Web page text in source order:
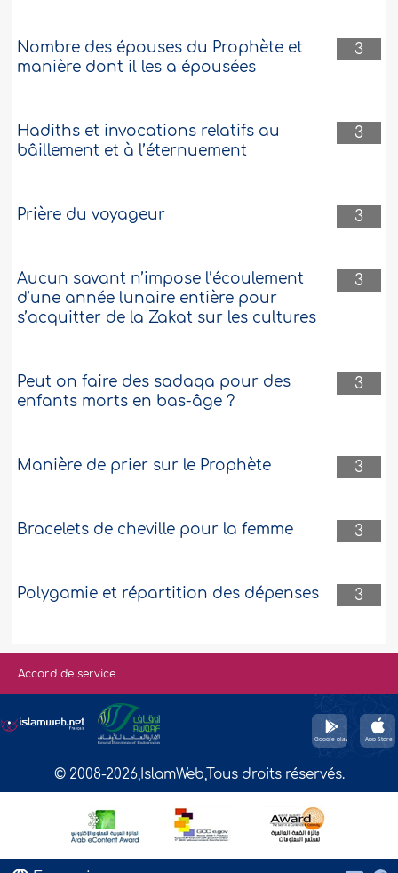
3
Nombre des épouses du Prophète et
manière dont il les a épousées
3
Hadiths et invocations relatifs au
bâillement et à l’éternuement
3
Prière du voyageur
3
Aucun savant n’impose l’écoulement
d’une année lunaire entière pour
s’acquitter de la Zakat sur les cultures
3
Peut on faire des sadaqa pour des
enfants morts en bas-âge ?
3
Manière de prier sur le Prophète
3
Bracelets de cheville pour la femme
3
Polygamie et répartition des dépenses
Accord de service
© 2008-2026,IslamWeb,Tous droits réservés.